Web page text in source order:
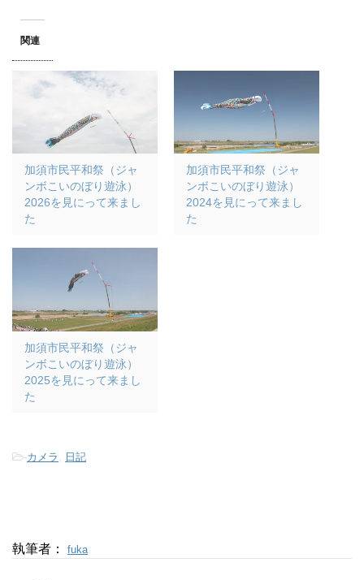
関連
加須市民平和祭（ジャ
ンボこいのぼり遊泳）
2026を見にって来まし
た
加須市民平和祭（ジャ
ンボこいのぼり遊泳）
2024を見にって来まし
た
加須市民平和祭（ジャ
ンボこいのぼり遊泳）
2025を見にって来まし
た
-カメラ 日記
執筆者： fuka